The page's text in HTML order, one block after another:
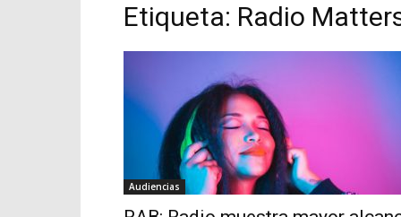
Etiqueta: Radio
Audiencias